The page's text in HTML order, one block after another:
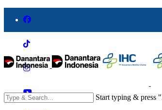
Start typing & press